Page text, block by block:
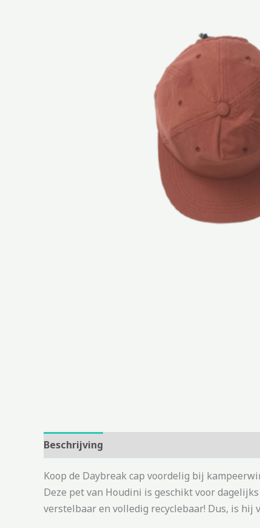
Beschrijving
Koop de Daybreak cap voordelig bij
Deze pet van Houdini is geschikt voor
verstelbaar en volledig recyclebaar! Dus, is